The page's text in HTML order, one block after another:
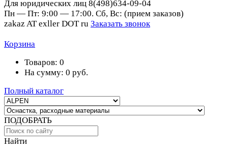
Для юридических лиц 8(498)634-09-04
Пн — Пт: 9:00 — 17:00. Сб, Вс: (прием заказов)
zakaz AT exller DOT ru Заказать звонок
Корзина
Товаров: 0
На сумму: 0 руб.
Полный каталог
ПОДОБРАТЬ
Найти